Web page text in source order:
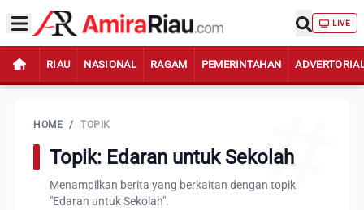
LIVE
RIAU NASIONAL RAGAM PEMERINTAHAN
HOME / TOPIK
Topik: Edaran untuk Sekolah
Menampilkan berita yang berkaitan dengan topik
"Edaran untuk Sekolah".